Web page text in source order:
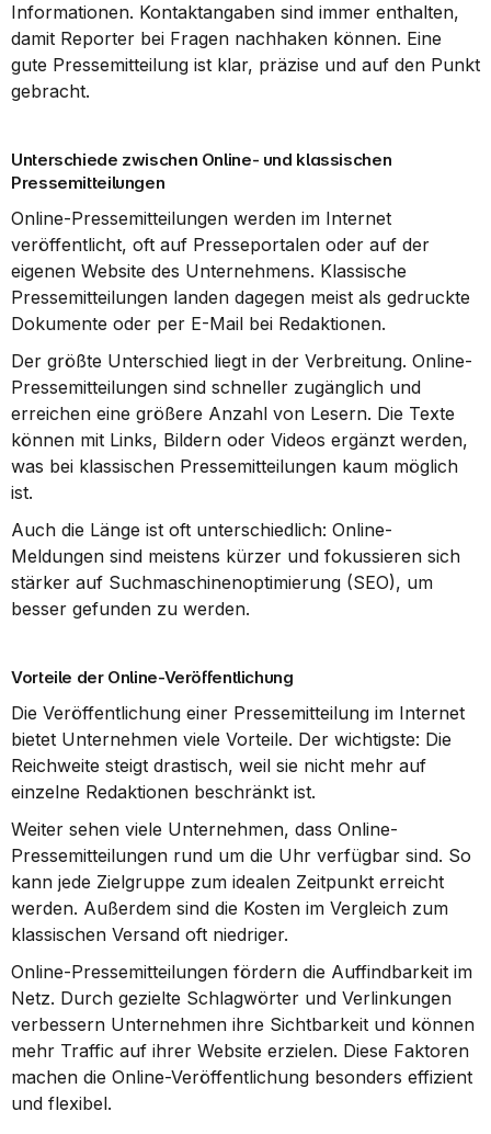
Informationen. Kontaktangaben sind immer enthalten,
damit Reporter bei Fragen nachhaken können. Eine
gute Pressemitteilung ist klar, präzise und auf den Punkt
gebracht.
Unterschiede zwischen Online- und klassischen
Pressemitteilungen
Online-Pressemitteilungen werden im Internet
veröffentlicht, oft auf Presseportalen oder auf der
eigenen Website des Unternehmens. Klassische
Pressemitteilungen landen dagegen meist als gedruckte
Dokumente oder per E-Mail bei Redaktionen.
Der größte Unterschied liegt in der Verbreitung. Online-
Pressemitteilungen sind schneller zugänglich und
erreichen eine größere Anzahl von Lesern. Die Texte
können mit Links, Bildern oder Videos ergänzt werden,
was bei klassischen Pressemitteilungen kaum möglich
ist.
Auch die Länge ist oft unterschiedlich: Online-
Meldungen sind meistens kürzer und fokussieren sich
stärker auf Suchmaschinenoptimierung (SEO), um
besser gefunden zu werden.
Vorteile der Online-Veröffentlichung
Die Veröffentlichung einer Pressemitteilung im Internet
bietet Unternehmen viele Vorteile. Der wichtigste: Die
Reichweite steigt drastisch, weil sie nicht mehr auf
einzelne Redaktionen beschränkt ist.
Weiter sehen viele Unternehmen, dass Online-
Pressemitteilungen rund um die Uhr verfügbar sind. So
kann jede Zielgruppe zum idealen Zeitpunkt erreicht
werden. Außerdem sind die Kosten im Vergleich zum
klassischen Versand oft niedriger.
Online-Pressemitteilungen fördern die Auffindbarkeit im
Netz. Durch gezielte Schlagwörter und Verlinkungen
verbessern Unternehmen ihre Sichtbarkeit und können
mehr Traffic auf ihrer Website erzielen. Diese Faktoren
machen die Online-Veröffentlichung besonders effizient
und flexibel.